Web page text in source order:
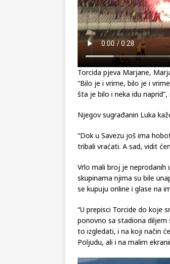
Torcida pjeva Marjane,
“Bilo je i vrime, bilo je i
šta je bilo i neka idu
Njegov sugrađanin Luka
“Dok u Savezu još ima
tribali vraćati. A sad, vidit
Vrlo mali broj je neprodanih
skupinama njima su bile
se kupuju online i glase na
“U prepisci Torcide do koje
ponovno sa stadiona diljem
to izgledati, i na koji način
Poljudu, ali i na malim